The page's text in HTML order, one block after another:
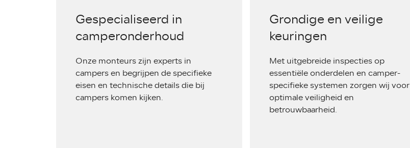
Gespecialiseerd in
camperonderhoud
Onze monteurs zijn experts in
campers en begrijpen de specifieke
eisen en technische details die bij
campers komen kijken.
Grondige en veilige
keuringen
Met uitgebreide inspecties op
essentiële onderdelen en camper-
specifieke systemen zorgen wij voor
optimale veiligheid en
betrouwbaarheid.